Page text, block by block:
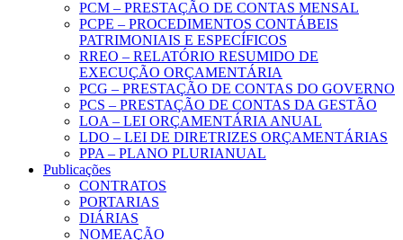
PCM – PRESTAÇÃO DE CONTAS MENSAL
PCPE – PROCEDIMENTOS CONTÁBEIS
PATRIMONIAIS E ESPECÍFICOS
RREO – RELATÓRIO RESUMIDO DE
EXECUÇÃO ORÇAMENTÁRIA
PCG – PRESTAÇÃO DE CONTAS DO GOVERNO
PCS – PRESTAÇÃO DE CONTAS DA GESTÃO
LOA – LEI ORÇAMENTÁRIA ANUAL
LDO – LEI DE DIRETRIZES ORÇAMENTÁRIAS
PPA – PLANO PLURIANUAL
Publicações
CONTRATOS
PORTARIAS
DIÁRIAS
NOMEAÇÃO